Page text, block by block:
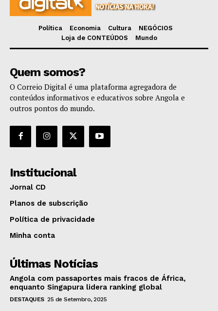
Política Economia Cultura
NEGÓCIOS
Loja de CONTEÚDOS
Mundo
Quem somos?
O Correio Digital é uma plataforma agregadora de
conteúdos informativos e educativos sobre Angola e
outros pontos do mundo.
Institucional
Jornal CD
Planos de subscrição
Política de privacidade
Minha conta
Últimas Notícias
Angola com passaportes mais fracos de África,
enquanto Singapura lidera ranking global
DESTAQUES 25 de Setembro, 2025